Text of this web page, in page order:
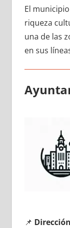
El
riqueza
una dе las
en sus
📌